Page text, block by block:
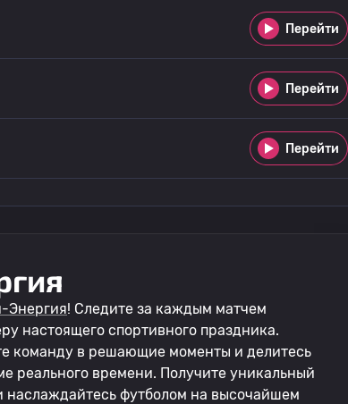
Перейти
Перейти
Перейти
Энергия! Следите за каждым матчем
настоящего спортивного праздника.
команду в решающие моменты и делитесь
времени. Получите уникальный
футболом на высочайшем